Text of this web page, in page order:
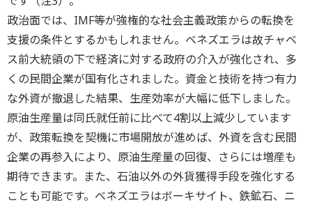
政治面では、IMF等が強権的な社会主義政策からの転換を
支援の条件とするかもしれません。ベネズエラは故チャベ
ス前大統領の下で経済に対する政府の介入が強化され、多
くの民間企業が国有化されました。資金と技術を持つ有力
な外資が撤退した結果、生産効率が大幅に低下しました。
原油生産量は同氏就任前に比べて4割以上減少しています
が、政策転換を契機に市場開放が進めば、外資を含む民間
企業の再参入により、原油生産量の回復、さらには増産も
期待できます。また、石油以外の外貨獲得手段を強化する
ことも可能です。ベネズエラはボーキサイト、鉄鉱石、ニ